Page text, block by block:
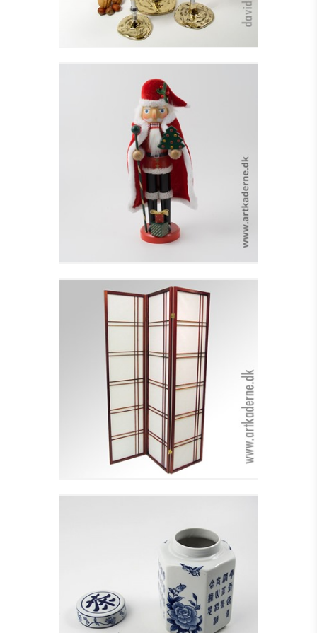
JULEMAND M.
JULETRÆ, GAVER OG
RØD KAPPE
Se detajler
3-FLØJET FOLDEVÆG -
MAHOGNI DBB. -
UDSOLGT
Se detajler
SEKSKANTET
OPBEVARINGSKRUKKE
Se detajler